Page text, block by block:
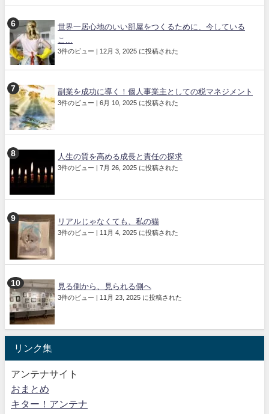
世界一居心地のいい部屋をつくるために、今している
こ...
3件のビュー | 12月 3, 2025 に投稿された
副業を成功に導く！個人事業主としての税マネジメント
3件のビュー | 6月 10, 2025 に投稿された
人生の質を高める成長と責任の探求
3件のビュー | 7月 26, 2025 に投稿された
リアルじゃなくても、私の猫
3件のビュー | 11月 4, 2025 に投稿された
見る側から、見られる側へ
3件のビュー | 11月 23, 2025 に投稿された
リンク集
アンテナサイト
おまとめ
キター！アンテナ